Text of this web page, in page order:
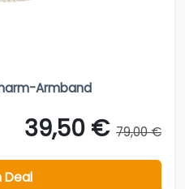
Armband
39,50 € 79,00 €
Deal